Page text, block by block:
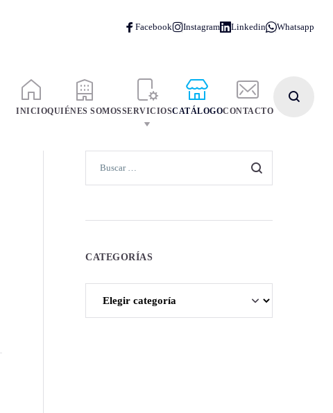
INICIOQUIÉNES SOMOSSERVICIOSCATÁLOGOCONTACTO
CATEGORÍAS